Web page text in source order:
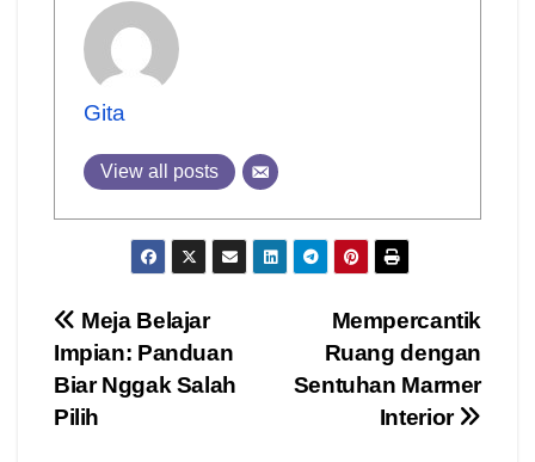
Gita
View all posts
Post
navigation
Mempercantik
Ruang dengan
Sentuhan Marmer
Interior
Meja Belajar
Impian: Panduan
Biar Nggak Salah
Pilih